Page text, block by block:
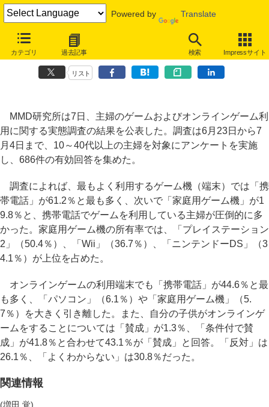
Powered by Translate
カテゴリ 過去記事 検索 Impressサイト
主婦が最もよく利用するゲーム端末、「携帯電話」が6割～MMD研究所
調べ
リスト
MMD研究所は7日、主婦のゲームおよびオンラインゲーム利
用に関する実態調査の結果を公表した。調査は6月23日から7
月4日まで、10～40代以上の主婦を対象にアンケートを実施
し、686件の有効回答を集めた。
調査によれば、最もよく利用するゲーム機（端末）では「携
帯電話」が61.2％と最も多く、次いで「家庭用ゲーム機」が1
9.8％と、携帯電話でゲームを利用している主婦が圧倒的に多
かった。家庭用ゲーム機の所有率では、「プレイステーション
2」（50.4％）、「Wii」（36.7％）、「ニンテンドーDS」（3
4.1％）が上位を占めた。
オンラインゲームの利用端末でも「携帯電話」が44.6％と最
も多く、「パソコン」（6.1％）や「家庭用ゲーム機」（5.
7％）を大きく引き離した。また、自分の子供がオンラインゲ
ームをすることについては「賛成」が1.3％、「条件付で賛
成」が41.8％と合わせて43.1％が「賛成」と回答。「反対」は
26.1％、「よくわからない」は30.8％だった。
関連情報
(増田 覚)